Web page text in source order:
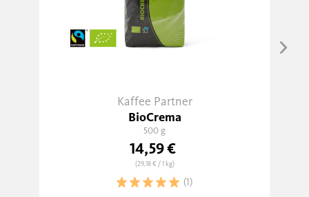
Kaffee Partner
BioCrema
500 g
14,59 €
(29,18 €/ 1 kg)
(1)